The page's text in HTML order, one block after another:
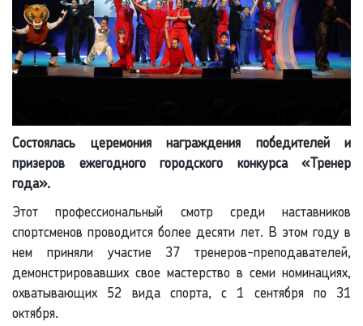
Состоялась церемония награждения победителей и
призеров ежегодного городского конкурса «Тренер
года».
Этот профессиональный смотр среди наставников
спортсменов проводится более десяти лет. В этом году в
нем приняли участие 37 тренеров-преподавателей,
демонстрировавших свое мастерство в семи номинациях,
охватывающих 52 вида спорта, с 1 сентября по 31
октября.